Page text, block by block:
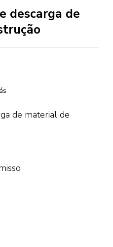
descarga de
de material de